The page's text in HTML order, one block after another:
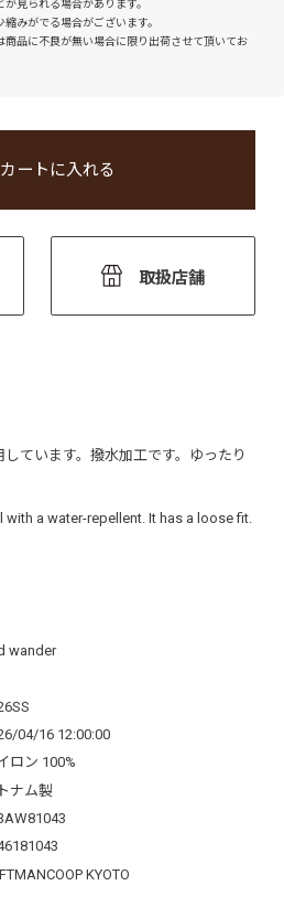
見られる場合があります。
みがでる場合がございます。
品に不良が無い場合に限り出荷させて頂いてお
カートに入れる
取扱店舗
wander
04/16 12:00:00
ロン 100%
ナム製
KYOTO
ています。撥水加工です。ゆったり
a water-repellent. It has a loose fit.